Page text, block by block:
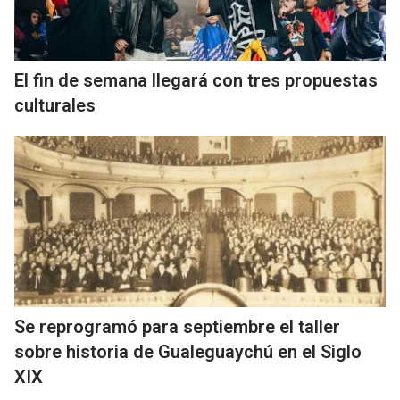
El fin de semana llegará con tres propuestas
culturales
Se reprogramó para septiembre el taller
sobre historia de Gualeguaychú en el Siglo
XIX